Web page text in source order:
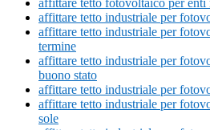
affittare tetto fotovoltaico per enti
affittare tetto industriale per
affittare tetto industriale per
termine
affittare tetto industriale per
buono stato
affittare tetto industriale per
affittare tetto industriale per
sole